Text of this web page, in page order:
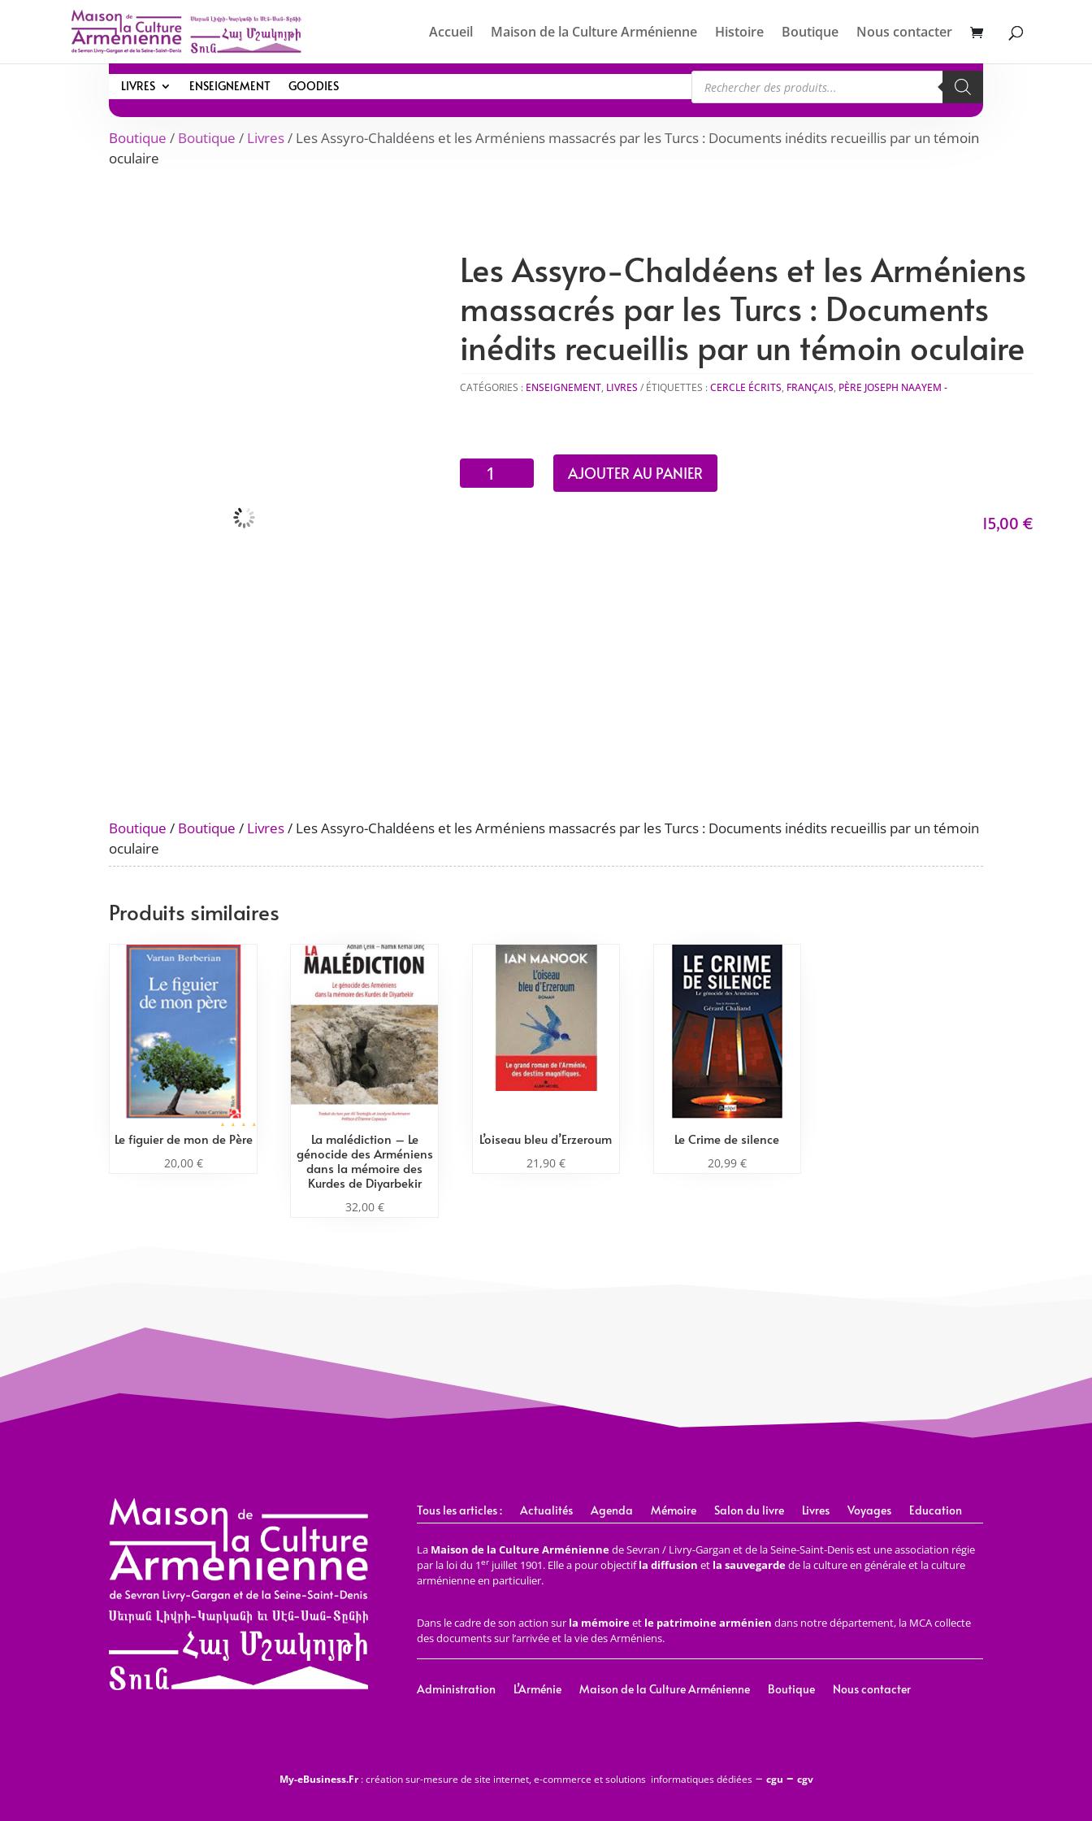
Accueil Maison de la Culture Arménienne Histoire Boutique Nous contacter
LIVRES ENSEIGNEMENT GOODIES Recherche
de
produits
Boutique / Boutique / Livres/ Les Assyro-Chaldéens et les Arméniens massacrés par les Turcs : Documents inédits recueillis par un témoin
oculaire
Les Assyro-Chaldéens et les Arméniens
massacrés par les Turcs : Documents
inédits recueillis par un témoin oculaire
CATÉGORIES : ENSEIGNEMENT, LIVRES ÉTIQUETTES :CERCLE ÉCRITS, FRANÇAIS, PÈRE JOSEPH NAAYEM -
quantité
de
témoin
AJOUTER AU PANIER
15,00 €
Boutique / Boutique / Livres/ Les Assyro-Chaldéens et les Arméniens massacrés par les Turcs : Documents inédits recueillis par un témoin
oculaire
Produits similaires
Le figuier de mon de Père
20,00 €
La malédiction – Le
génocide des Arméniens
dans la mémoire des
Kurdes de Diyarbekir
32,00 €
L’oiseau bleu d’Erzeroum
21,90 €
Le Crime de silence
20,99 €
Tous les articles : Actualités Agenda Mémoire Salon du livre Livres Voyages Education
La Maison de la Culture Arméniennede Sevran / Livry-Gargan et de la Seine-Saint-Denis est une association régie
par la loi du 1erjuillet 1901. Elle a pour objectifla diffusion et la sauvegardede la culture en générale et la culture
arménienne en particulier.
Dans le cadre de son action sur la mémoireet le patrimoine arménien dans notre département, la MCA collecte
des documents sur l’arrivée et la vie des Arméniens.
Administration L’Arménie Maison de la Culture Arménienne Boutique Nous contacter
My-eBusiness.Fr: création sur-mesure de site internet, e-commerce et solutions informatiques dédiées– cgu – cgv